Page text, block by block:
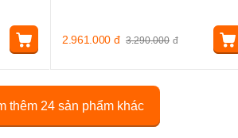
3.290.000 đ
2.961.000 đ
thêm 24 sản phẩm khác